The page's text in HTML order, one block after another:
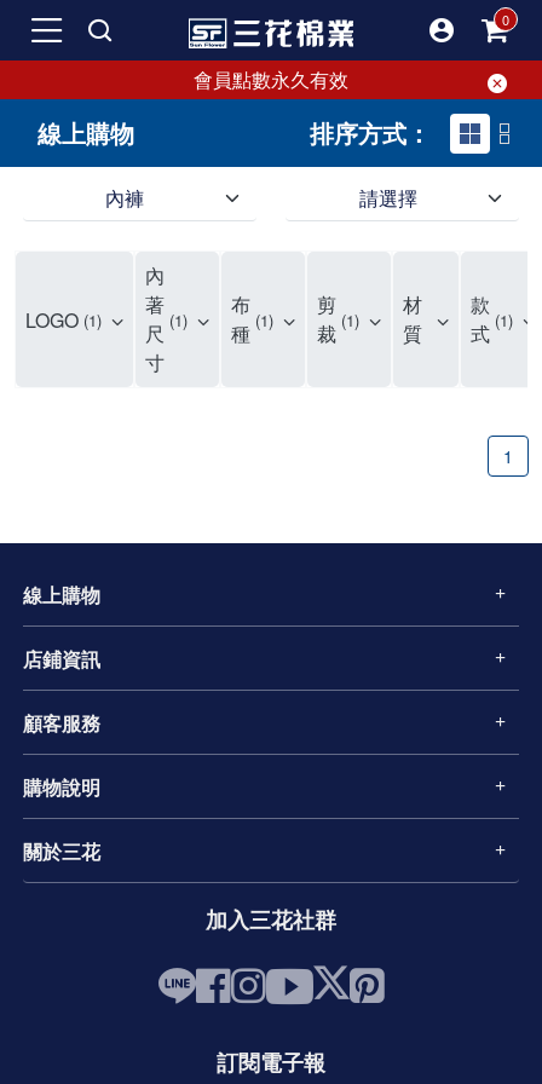
會員點數永久有效
線上購物 排序方式：
內褲 請選擇
LOGO 1
內
著
尺
寸
1
布
種 1
剪
裁 1
材
質
款
式 1
1
線上購物
店鋪資訊
顧客服務
購物說明
關於三花
加入三花社群
訂閱電子報